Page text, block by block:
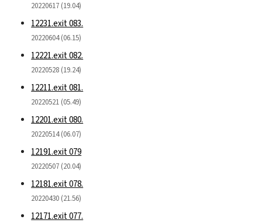
20220617 (19.04)
12231.exit 083.
20220604 (06.15)
12221.exit 082.
20220528 (19.24)
12211.exit 081.
20220521 (05.49)
12201.exit 080.
20220514 (06.07)
12191.exit 079
20220507 (20.04)
12181.exit 078.
20220430 (21.56)
12171.exit 077.